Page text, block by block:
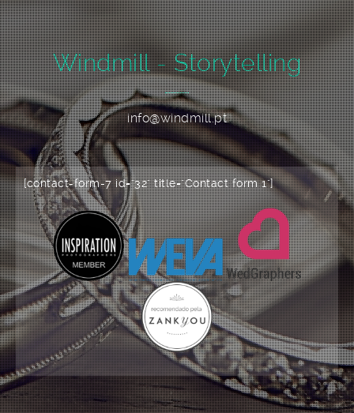
Windmill - Storytelling
info@windmill.pt
[contact-form-7 id="32" title="Contact form 1"]